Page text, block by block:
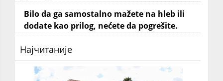
Bilo da ga samostalno mažete na hleb ili
dodate kao prilog, nećete da pogrešite.
Најчитаније